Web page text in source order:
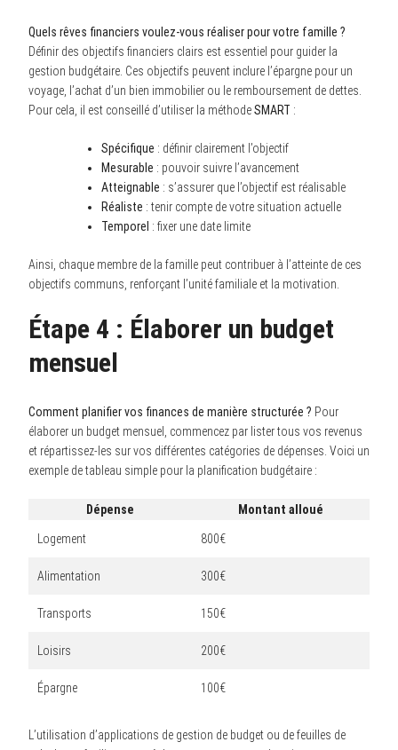
Quels rêves financiers voulez-vous réaliser pour votre famille ?
Définir des objectifs financiers clairs est essentiel pour guider la
gestion budgétaire. Ces objectifs peuvent inclure l’épargne pour un
voyage, l’achat d’un bien immobilier ou le remboursement de dettes.
Pour cela, il est conseillé d’utiliser la méthodeSMART :
Spécifique : définir clairement l’objectif
Mesurable : pouvoir suivre l’avancement
Atteignable : s’assurer que l’objectif est réalisable
Réaliste : tenir compte de votre situation actuelle
Temporel : fixer une date limite
Ainsi, chaque membre de la famille peut contribuer à l’atteinte de ces
objectifs communs, renforçant l’unité familiale et la motivation.
Étape 4 : Élaborer un budget
mensuel
Comment planifier vos finances de manière structurée ? Pour
élaborer un budget mensuel, commencez par lister tous vos revenus
et répartissez-les sur vos différentes catégories de dépenses. Voici un
exemple de tableau simple pour la planification budgétaire :
Dépense Montant alloué
Logement 800€
Alimentation 300€
Transports 150€
Loisirs 200€
Épargne 100€
L’utilisation d’applications de gestion de budget ou de feuilles de